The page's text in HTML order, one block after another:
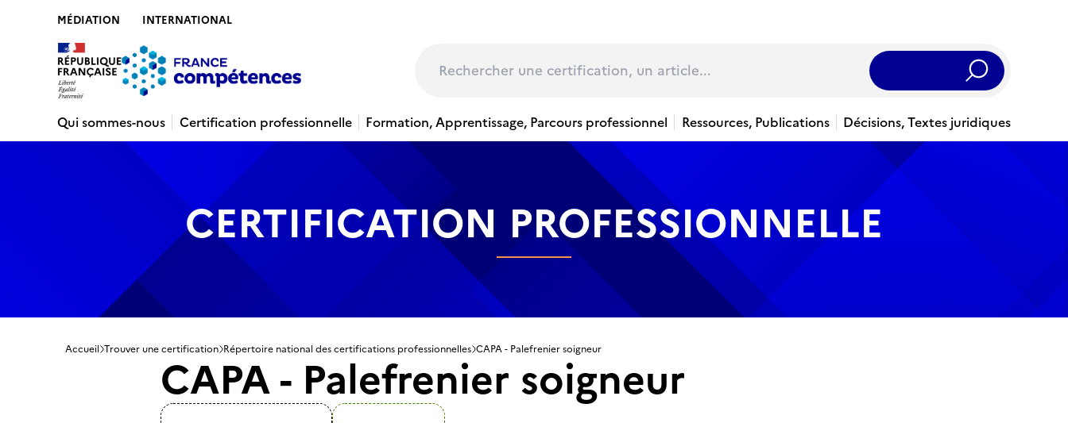
MÉDIATION INTERNATIONAL
Rechercher
Qui sommes-nous
Certification professionnelle Formation, Apprentissage, Parcours professionnel Ressources, Publications Décisions, Textes juridiques
CERTIFICATION PROFESSIONNELLE
Accueil Trouver une certification Répertoire national des certifications professionnelles CAPA - Palefrenier soigneur
CAPA - Palefrenier soigneur